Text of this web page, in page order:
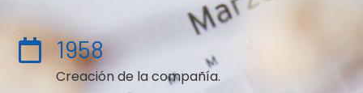
1958
Creación de la compañía.